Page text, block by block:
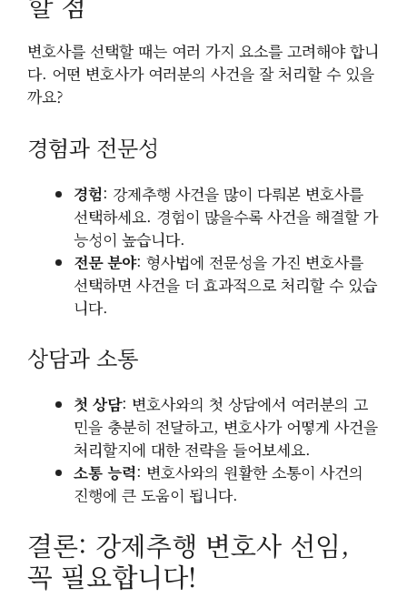
변호사를 선택할 때는 여러 가지 요소를 고려해야 합니
다. 어떤 변호사가 여러분의 사건을 잘 처리할 수 있을
까요?
경험과 전문성
경험: 강제추행 사건을 많이 다뤄본 변호사를
선택하세요. 경험이 많을수록 사건을 해결할 가
능성이 높습니다.
전문 분야: 형사법에 전문성을 가진 변호사를
선택하면 사건을 더 효과적으로 처리할 수 있습
니다.
상담과 소통
첫 상담: 변호사와의 첫 상담에서 여러분의 고
민을 충분히 전달하고, 변호사가 어떻게 사건을
처리할지에 대한 전략을 들어보세요.
소통 능력: 변호사와의 원활한 소통이 사건의
진행에 큰 도움이 됩니다.
결론: 강제추행 변호사 선임,
꼭 필요합니다!